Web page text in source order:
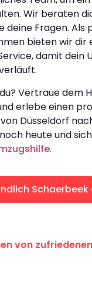
Wir beraten
Fragen. Als
bieten wir dir
damit dein
Vertraue dem
erlebe einen
Düsseldorf
heute und
.
von